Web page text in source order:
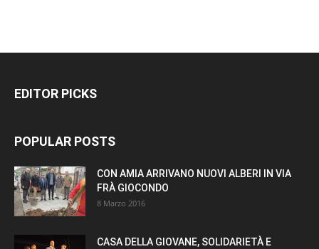
EDITOR PICKS
POPULAR POSTS
CON AMIA ARRIVANO NUOVI ALBERI IN VIA
FRÀ GIOCONDO
8 Marzo 2016
CASA DELLA GIOVANE, SOLIDARIETÀ E